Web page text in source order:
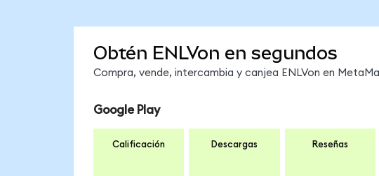
Obtén ENLVon en segundos
Compra, vende, intercambia y canjea ENLVon en
Google Play
Calificación Descargas Reseñas